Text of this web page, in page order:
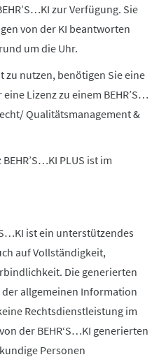
zur Verfügung. Sie
von der KI beantworten
um die Uhr.
zu nutzen, benötigen Sie eine
Lizenz zu einem BEHR’S…
Qualitätsmanagement &
PLUS ist im
ist ein unterstützendes
auf Vollständigkeit,
Die generierten
allgemeinen Information
Rechtsdienstleistung im
der BEHR‘S…KI generierten
Personen